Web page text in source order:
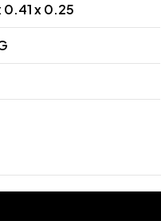
0.41 x 0.25